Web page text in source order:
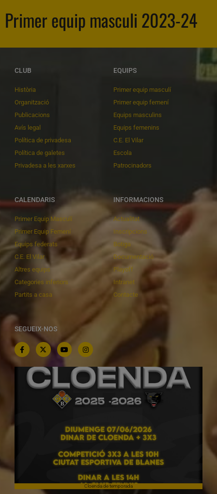
Primer equip masculi 2023-24
CLUB
Història
Organització
Publicacions
Avís legal
Política de privadesa
Política de galetes
Privadesa a les xarxes
EQUIPS
Primer equip masculí
Primer equip femení
Equips masculins
Equips femenins
C.E. El Vilar
Escola
Patrocinadors
CALENDARIS
Primer Equip Masculí
Primer Equip Femení
Equips federats
C.E. El Vilar
Altres equips
Categories inferiors
Partits a casa
INFORMACIONS
Actualitat
Inscripcions
Botiga
Documentació
Playoff
Intranet
Contacte
SEGUEIX-NOS
Cloenda de temporada